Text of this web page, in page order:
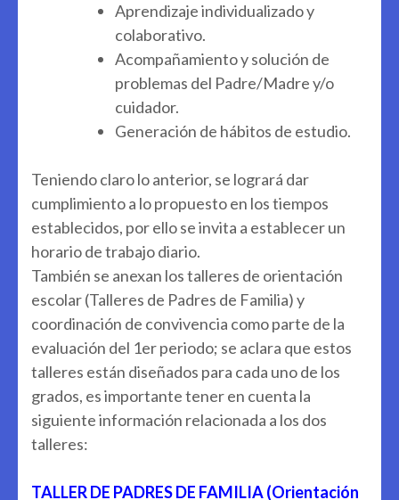
Aprendizaje individualizado y
colaborativo.
Acompañamiento y solución de
problemas del Padre/Madre y/o
cuidador.
Generación de hábitos de estudio.
Teniendo claro lo anterior, se logrará dar
cumplimiento a lo propuesto en los tiempos
establecidos, por ello se invita a establecer un
horario de trabajo diario.
También se anexan los talleres de orientación
escolar (Talleres de Padres de Familia) y
coordinación de convivencia como parte de la
evaluación del 1er periodo; se aclara que estos
talleres están diseñados para cada uno de los
grados, es importante tener en cuenta la
siguiente información relacionada a los dos
talleres:
TALLER DE PADRES DE FAMILIA (Orientación